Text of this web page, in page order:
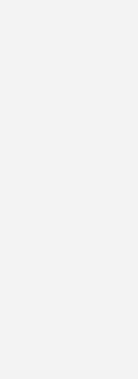
Alpen gestalten –
des
der